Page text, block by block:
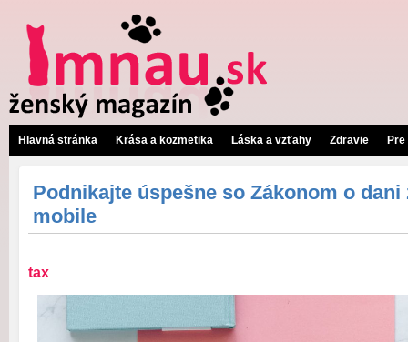
Hlavná stránka Krása a kozmetika Láska a vzťahy Zdravie
Podnikajte úspešne so Zákonom o
mobile
tax